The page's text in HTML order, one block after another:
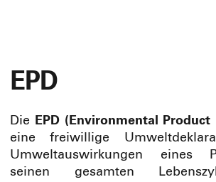
EPD
Die EPD (Environmental Product
eine freiwillige
Umweltauswirkungen eines
seinen gesamten